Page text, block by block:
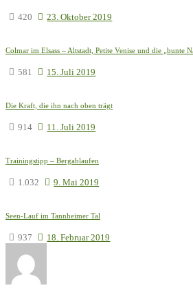
420 23. Oktober 2019
Colmar im Elsass – Altstadt, Petite Venise und die „bunte
581 15. Juli 2019
Die Kraft, die ihn nach oben trägt
914 11. Juli 2019
Trainingstipp – Bergablaufen
1.032 9. Mai 2019
Seen-Lauf im Tannheimer Tal
937 18. Februar 2019